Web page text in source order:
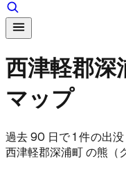
西津軽郡深
マップ
過去 90 日で 1 件の出
西津軽郡深浦町 の熊（